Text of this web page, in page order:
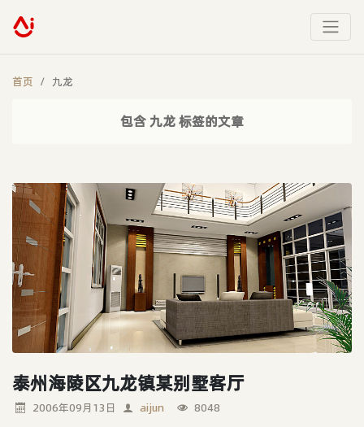
首页 九龙
包含 九龙 标签的文章
泰州海陵区九龙镇某别墅客厅
2006年09月13日 aijun 8048